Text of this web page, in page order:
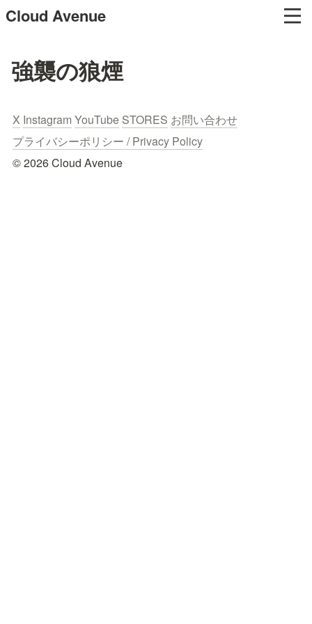
Cloud Avenue
強襲の狼煙
X Instagram YouTube STORES お問い合わせ
プライバシーポリシー / Privacy Policy
© 2026 Cloud Avenue